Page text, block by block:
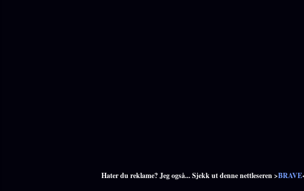
Hater du reklame? Jeg også... Sjekk ut denne nettleseren >BRAVE